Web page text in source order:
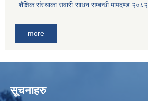
शैक्षिक संस्थाका सवारी साधन सम्बन्धी मापदण्ड २०८२
more
सूचनाहरु